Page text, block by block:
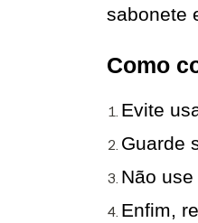
sabonete
Como
Evite
Guarde
Não
Enfim,